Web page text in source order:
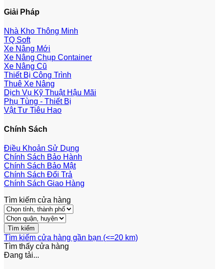
Giải Pháp
Nhà Kho Thông Minh
TQ Soft
Xe Nâng Mới
Xe Nâng Chụp Container
Xe Nâng Cũ
Thiết Bị Công Trình
Thuê Xe Nâng
Dịch Vụ Kỹ Thuật Hậu Mãi
Phụ Tùng - Thiết Bị
Vật Tư Tiêu Hao
Chính Sách
Điều Khoản Sử Dụng
Chính Sách Bảo Hành
Chính Sách Bảo Mật
Chính Sách Đổi Trả
Chính Sách Giao Hàng
Tìm kiếm cửa hàng
Tìm kiếm cửa hàng gần bạn (<=20 km)
Tìm thấy cửa hàng
Đang tải...